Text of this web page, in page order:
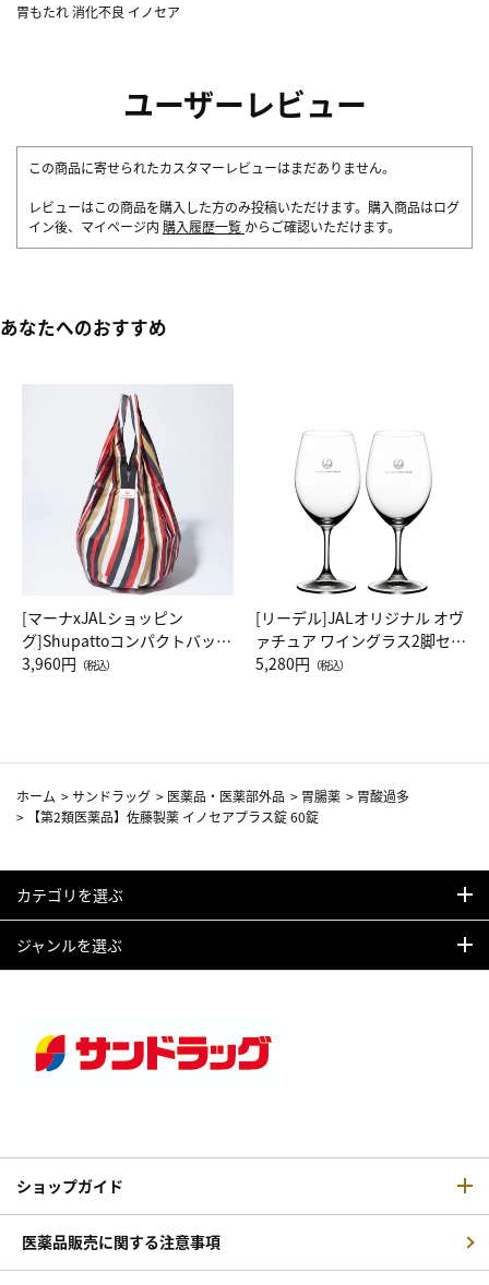
胃もたれ 消化不良 イノセア
ユーザーレビュー
この商品に寄せられたカスタマーレビューはまだありません。
レビューはこの商品を購入した方のみ投稿いただけます。購入商品はログ
イン後、マイページ内 購入履歴一覧 からご確認いただけます。
あなたへのおすすめ
[マーナxJALショッピン
グ]Shupattoコンパクトバッグ
Drop JAL客室乗務員（LC）ス
3,960円 （税込）
[リーデル]JALオリジナル オヴ
ァチュア ワイングラス2脚セッ
ト（レッドワイン）
5,280円 （税込）
ホーム >サンドラッグ > 医薬品・医薬部外品 > 胃腸薬 > 胃酸過多
>
【第2類医薬品】佐藤製薬 イノセアプラス錠 60錠
カテゴリを選ぶ
ジャンルを選ぶ
ショップガイド
医薬品販売に関する注意事項